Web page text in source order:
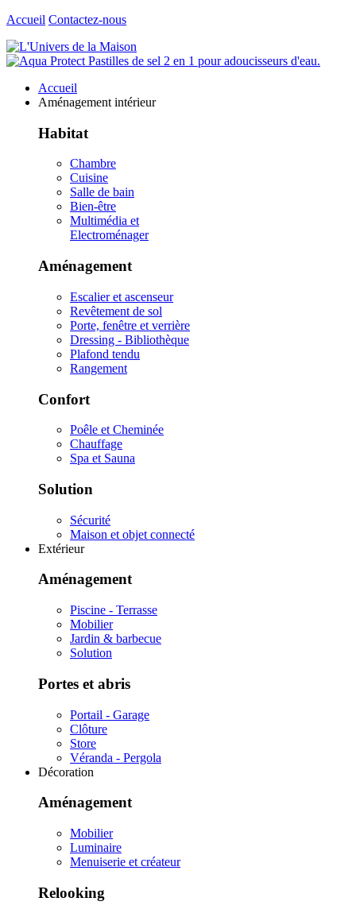
Accueil Contactez-nous
Accueil
Aménagement intérieur
Habitat
Chambre
Cuisine
Salle de bain
Bien-être
Multimédia et
Electroménager
Aménagement
Escalier et ascenseur
Revêtement de sol
Porte, fenêtre et verrière
Dressing - Bibliothèque
Plafond tendu
Rangement
Confort
Poêle et Cheminée
Chauffage
Spa et Sauna
Solution
Sécurité
Maison et objet connecté
Extérieur
Aménagement
Piscine - Terrasse
Mobilier
Jardin & barbecue
Solution
Portes et abris
Portail - Garage
Clôture
Store
Véranda - Pergola
Décoration
Aménagement
Mobilier
Luminaire
Menuiserie et créateur
Relooking